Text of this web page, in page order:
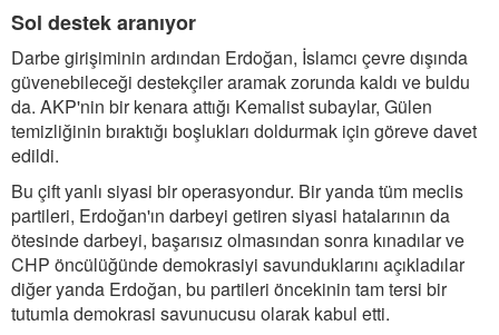
Sol destek aranıyor
Darbe girişiminin ardından Erdoğan, İslamcı çevre dışında
güvenebileceği destekçiler aramak zorunda kaldı ve buldu
da. AKP'nin bir kenara attığı Kemalist subaylar, Gülen
temizliğinin bıraktığı boşlukları doldurmak için göreve davet
edildi.
Bu çift yanlı siyasi bir operasyondur. Bir yanda tüm meclis
partileri, Erdoğan'ın darbeyi getiren siyasi hatalarının da
ötesinde darbeyi, başarısız olmasından sonra kınadılar ve
CHP öncülüğünde demokrasiyi savunduklarını açıkladılar
diğer yanda Erdoğan, bu partileri öncekinin tam tersi bir
tutumla demokrasi savunucusu olarak kabul etti.